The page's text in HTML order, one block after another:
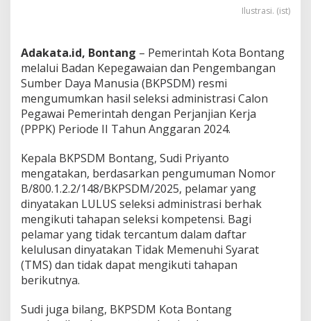
l
u
s
S
l
e
s
i
A
d
m
n
i
s
t
s
Ilustrasi. (ist)
Adakata.id, Bontang – Pemerintah Kota Bontang
melalui Badan Kepegawaian dan Pengembangan
Sumber Daya Manusia (BKPSDM) resmi
mengumumkan hasil seleksi administrasi Calon
Pegawai Pemerintah dengan Perjanjian Kerja
(PPPK) Periode II Tahun Anggaran 2024.
Kepala BKPSDM Bontang, Sudi Priyanto
mengatakan, berdasarkan pengumuman Nomor
B/800.1.2.2/148/BKPSDM/2025, pelamar yang
dinyatakan LULUS seleksi administrasi berhak
mengikuti tahapan seleksi kompetensi. Bagi
pelamar yang tidak tercantum dalam daftar
kelulusan dinyatakan Tidak Memenuhi Syarat
(TMS) dan tidak dapat mengikuti tahapan
berikutnya.
Sudi juga bilang, BKPSDM Kota Bontang